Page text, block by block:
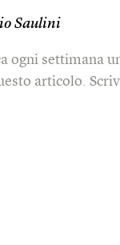
Saulini
ogni settimana
articolo.